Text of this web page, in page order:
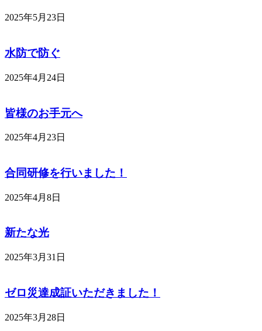
2025年5月23日
水防で防ぐ
2025年4月24日
皆様のお手元へ
2025年4月23日
合同研修を行いました！
2025年4月8日
新たな光
2025年3月31日
ゼロ災達成証いただきました！
2025年3月28日